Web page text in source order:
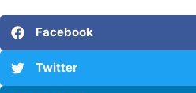
Facebook
Twitter